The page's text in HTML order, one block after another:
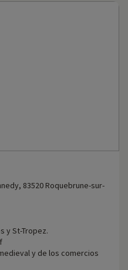
83520 Roquebrune-sur-
y St-Tropez.
y de los comercios